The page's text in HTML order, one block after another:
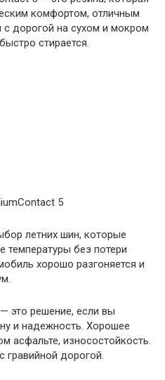
комфортом, отличным
дорогой на сухом и мокром
стирается.
5
летних шин, которые
температуры без потери
хорошо разгоняется и
это решение, если вы
и надежность. Хорошее
асфальте, износостойкость.
гравийной дорогой.